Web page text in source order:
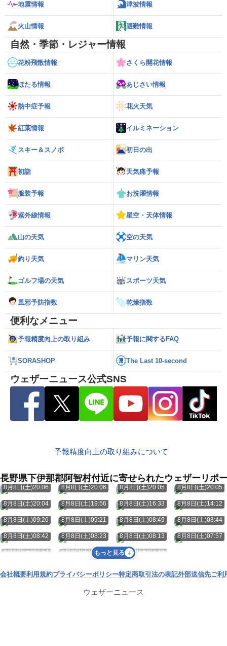
地震情報 津波情報
火山情報 避難情報
自然・季節・レジャー情報
花粉飛散情報 さくら開花情報
ほたる情報 あじさい情報
熱中症予報 花火天気
紅葉情報 イルミネーション
スキー＆スノボ 初日の出
初詣 天気痛予報
服装予報 お洗濯情報
紫外線情報 星空・天体情報
山の天気 空の天気
釣り天気 マリン天気
ゴルフ場の天気 スポーツ天気
風邪予防指数 乾燥指数
便利なメニュー
予報精度向上の取り組み 予報に関するFAQ
SORASHOP The Last 10-second
ウェザーニュース公式SNS
予報精度向上の取り組みについて
長野県下伊那郡阿智村付近に寄せられたウェザーリポ
8月8日(土)20:06 8月8日(土)20:06 8月8日(土)20:05 8月8日(土)20:05
8月8日(土)20:04 8月8日(土)19:56 8月8日(土)16:33 8月8日(土)14:12
8月8日(土)09:26 8月8日(土)09:21 8月8日(土)08:49 8月8日(土)08:44
8月8日(土)08:42 8月8日(土)08:23 8月8日(土)08:13 8月8日(土)07:57
8月8日(土)07:54 8月8日(土)07:53 8月8日(土)07:49
もっと見る
会社概要利用規約プライバシーポリシー特定商取引法の表記外部送信先ご利
ウェザーニュース